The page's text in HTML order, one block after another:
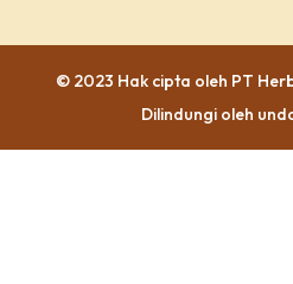
© 2023 Hak cipta oleh PT
Dilindungi oleh